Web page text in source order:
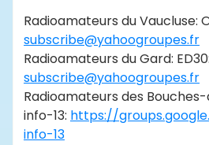
Radioamateurs du Vaucluse:
subscribe@yahoogroupes.fr
Radioamateurs du Gard: ED30:
subscribe@yahoogroupes.fr
Radioamateurs des
info-13: https://
info-13